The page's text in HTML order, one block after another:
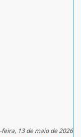
13 de maio de 2026